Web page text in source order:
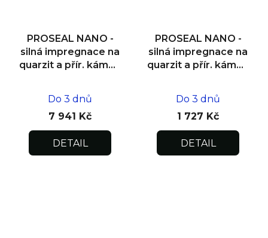
PROSEAL NANO -
silná impregnace na
quarzit a přír. kámen
Do 3 dnů
7 941 Kč
DETAIL
PROSEAL NANO -
silná impregnace na
quarzit a přír. kámen
Do 3 dnů
1 727 Kč
DETAIL